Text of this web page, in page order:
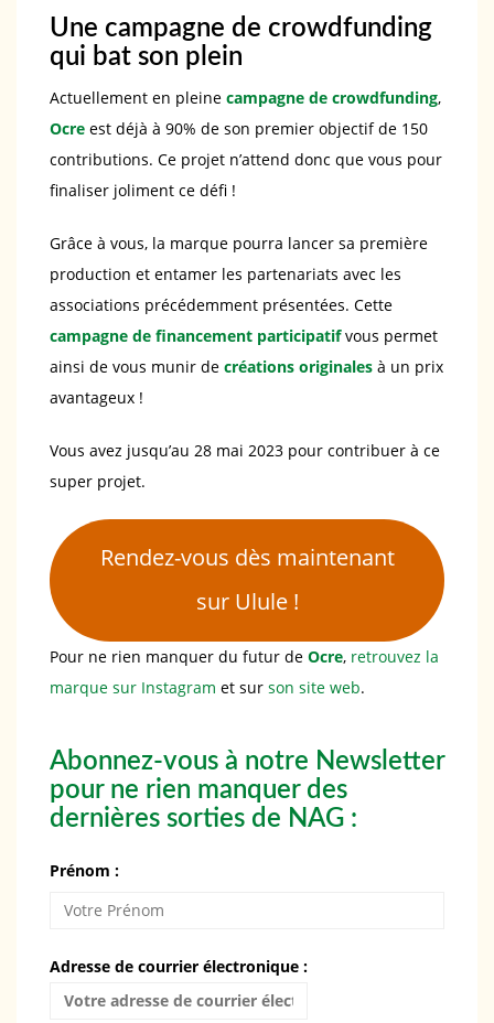
Une campagne de crowdfunding
qui bat son plein
Actuellement en pleine campagne de crowdfunding,
Ocre est déjà à 90% de son premier objectif de 150
contributions. Ce projet n’attend donc que vous pour
finaliser joliment ce défi !
Grâce à vous, la marque pourra lancer sa première
production et entamer les partenariats avec les
associations précédemment présentées. Cette
campagne de financement participatifvous permet
ainsi de vous munir de créations originales à un prix
avantageux !
Vous avez jusqu’au 28 mai 2023 pour contribuer à ce
super projet.
Rendez-vous dès maintenant
sur Ulule !
Pour ne rien manquer du futur de Ocre, retrouvez la
marque sur Instagram et sur son site web.
Abonnez-vous à notre Newsletter
pour ne rien manquer des
dernières sorties de NAG :
Prénom :
Adresse de courrier électronique :